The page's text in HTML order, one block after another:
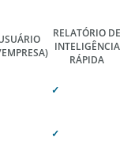
RELATÓRIO DE
INTELIGÊNCIA
RÁPIDA
✓
✓